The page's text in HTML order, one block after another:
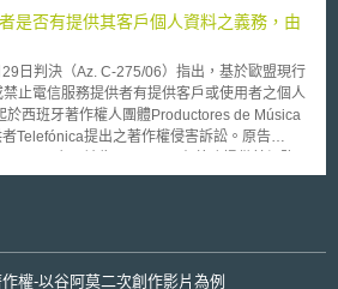
資於研發，其研發支出為世界第二，美國在投
下降，為了支持研發團隊克服高度創新
障礙，有必要提高對於國內研究人員、實驗室及
籲國會支持國家科學基金會（NSF）投資500
directorate），用於整合國家研究資源，投
級能源技術及生物技術的研發，並預計投資
究設施與網路的升級。 除此之外，白宮規劃
候變遷危機的技術解決方案，包括開發減少排
機構（MSIs）的科技研發以避免種族與性別落
新中心及社區再生基金，向國家標準技術協會
，特別是地區型的小型孵化器及創新聚落，以
(以下簡稱智慧局)於2015年12月29日舉辦
(TPP/IP)章說明會」，並於今(2016)年5月12
點說明，並提出修法所涉及的影響，期做為
定與布局方面的參考[1]。 貳、修正要點
專責機關審查遲延而申請延長專利權期間的制
22條、第122條，將發明專利的優惠期期間由
，同時鬆綁發明專利與設計專利的公開事由。
專利)、第122條第3項(設計專利)中所規定
是否有提供其客戶個人資料之義務，由
判決（Az. C-275/06）指出，基於歐盟現行
止電信服務提供者有提供客戶或使用者之個人
Telefónica提出之著作權侵害訴訟。原告
者乃透過被告所提供之連線服務，連線至檔案
使用之相關規範，拒絕提供該客戶之個人資
刑事犯罪追訴或有明顯侵害公益之情事下，始
權-以谷阿莫二次創作影片為例